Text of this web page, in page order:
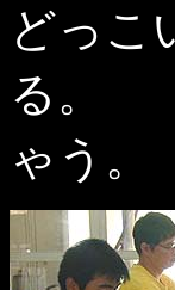
どっこ
る。
ゃう。